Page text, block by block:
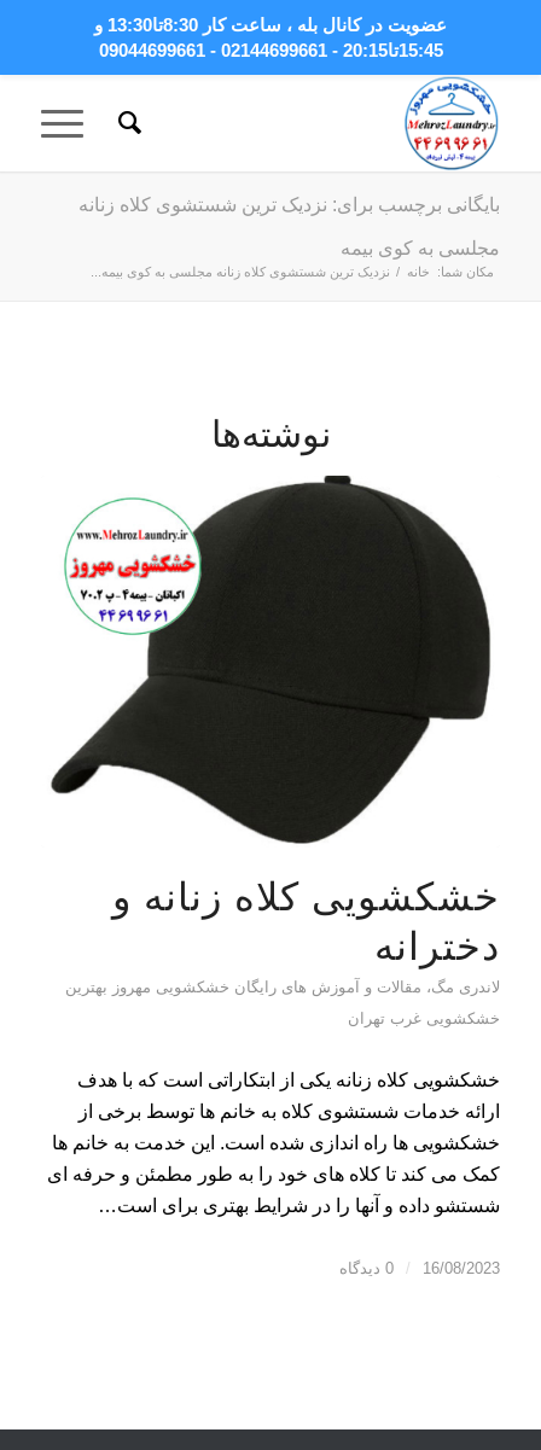
بایگانی برچسب برای: نزدیک ترین شستشوی کلاه زنانه
مجلسی به کوی بیمه
مکان شما: خانه / نزدیک ترین شستشوی کلاه زنانه مجلسی به کوی بیمه...
نوشته‌ها
خشکشویی کلاه زنانه و
دخترانه
لاندری مگ، مقالات و آموزش های رایگان خشکشویی مهروز بهترین
خشکشویی غرب تهران
خشکشویی کلاه زنانه یکی از ابتکاراتی است که با هدف
ارائه خدمات شستشوی کلاه به خانم ها توسط برخی از
خشکشویی ها راه اندازی شده است. این خدمت به خانم ها
کمک می کند تا کلاه های خود را به طور مطمئن و حرفه ای
شستشو داده و آنها را در شرایط بهتری برای است…
16/08/2023
/ 0 دیدگاه
عضویت در کانال بله
، ساعت کار 8:30تا13:30 و
15:45تا20:15 - 02144699661 - 09044699661